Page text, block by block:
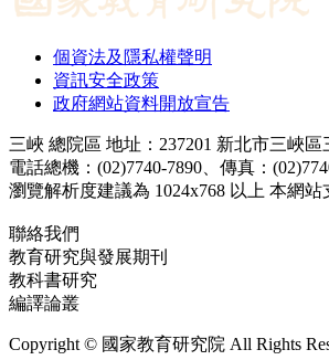
個資法及隱私權聲明
資訊安全政策
政府網站資料開放宣告
三峽 總院區 地址：237201 新北市三峽區
電話總機：(02)7740-7890、傳真：
瀏覽解析度建議為 1024x768 以上 本網站
聯絡我們
教育研究與發展期刊
教科書研究
編譯論叢
Copyright © 國家教育研究院 All Rights